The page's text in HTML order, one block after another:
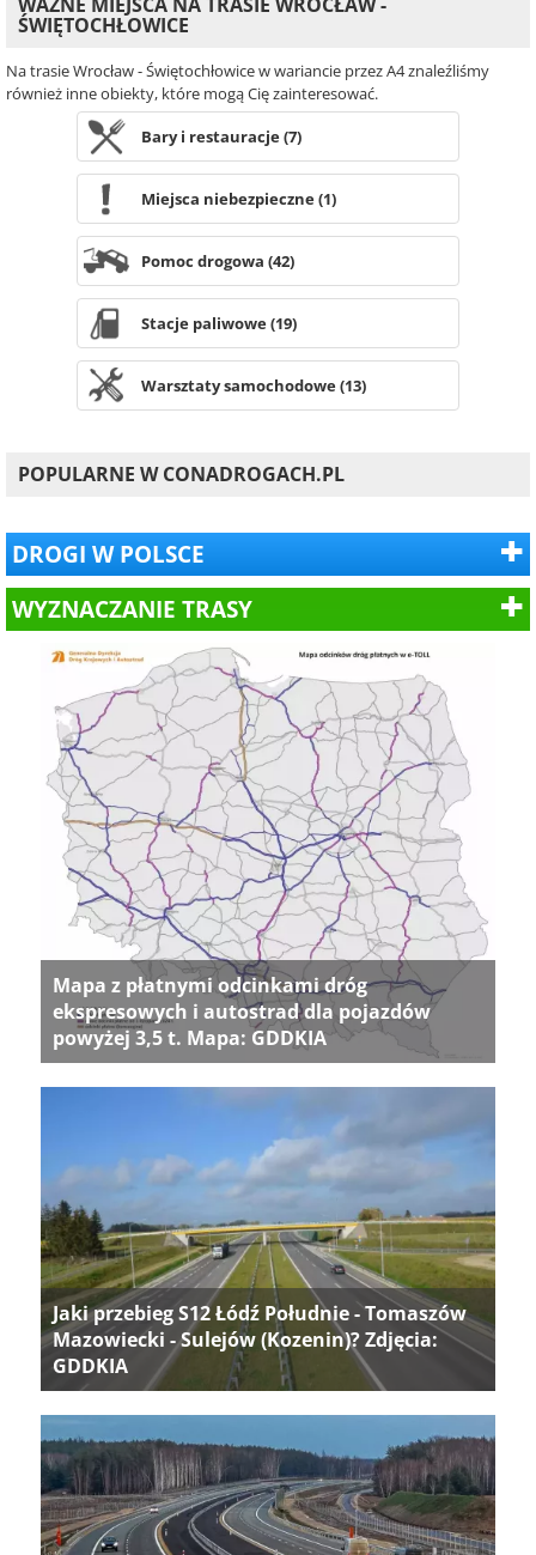
ŚWIĘTOCHŁOWICE
Na trasie Wrocław - Świętochłowice w wariancie przez A4 znaleźliśmy
również inne obiekty, które mogą Cię zainteresować.
Bary i restauracje (7)
Miejsca niebezpieczne (1)
Pomoc drogowa (42)
Stacje paliwowe (19)
Warsztaty samochodowe (13)
POPULARNE W CONADROGACH.PL
DROGI W POLSCE
WYZNACZANIE TRASY
Mapa z płatnymi odcinkami dróg
ekspresowych i autostrad dla pojazdów
powyżej 3,5 t. Mapa: GDDKIA
Jaki przebieg S12 Łódź Południe - Tomaszów
Mazowiecki - Sulejów (Kozenin)? Zdjęcia:
GDDKIA